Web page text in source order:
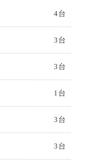
4台
3台
3台
1台
3台
3台